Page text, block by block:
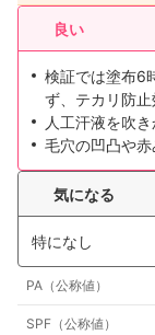
良い
検証では塗布6
ず、テカリ防
人工汗液を吹
毛穴の凹凸や
気になる
特になし
PA（公称値）
SPF（公称値）